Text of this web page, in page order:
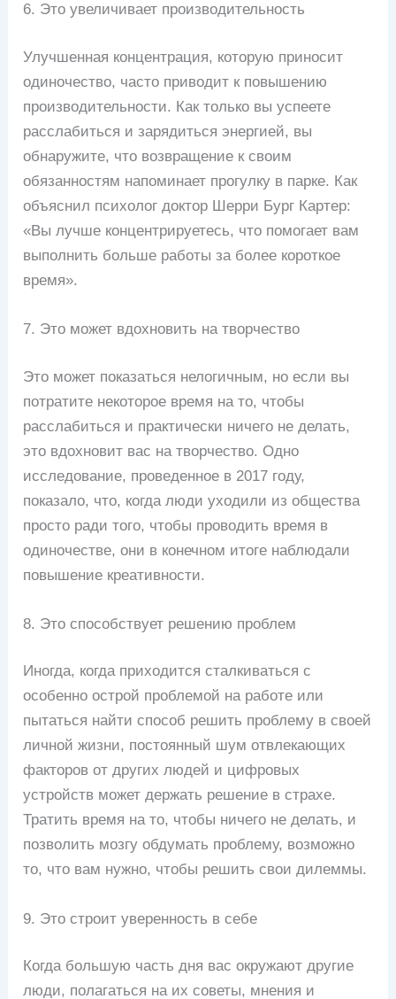
6. Это увеличивает производительность
Улучшенная концентрация, которую приносит
одиночество, часто приводит к повышению
производительности. Как только вы успеете
расслабиться и зарядиться энергией, вы
обнаружите, что возвращение к своим
обязанностям напоминает прогулку в парке. Как
объяснил психолог доктор Шерри Бург Картер:
«Вы лучше концентрируетесь, что помогает вам
выполнить больше работы за более короткое
время».
7. Это может вдохновить на творчество
Это может показаться нелогичным, но если вы
потратите некоторое время на то, чтобы
расслабиться и практически ничего не делать,
это вдохновит вас на творчество. Одно
исследование, проведенное в 2017 году,
показало, что, когда люди уходили из общества
просто ради того, чтобы проводить время в
одиночестве, они в конечном итоге наблюдали
повышение креативности.
8. Это способствует решению проблем
Иногда, когда приходится сталкиваться с
особенно острой проблемой на работе или
пытаться найти способ решить проблему в своей
личной жизни, постоянный шум отвлекающих
факторов от других людей и цифровых
устройств может держать решение в страхе.
Тратить время на то, чтобы ничего не делать, и
позволить мозгу обдумать проблему, возможно
то, что вам нужно, чтобы решить свои дилеммы.
9. Это строит уверенность в себе
Когда большую часть дня вас окружают другие
люди, полагаться на их советы, мнения и